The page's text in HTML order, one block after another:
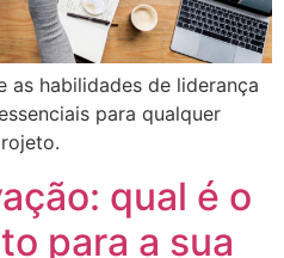
as habilidades de liderança
para qualquer
qual é o
para a sua